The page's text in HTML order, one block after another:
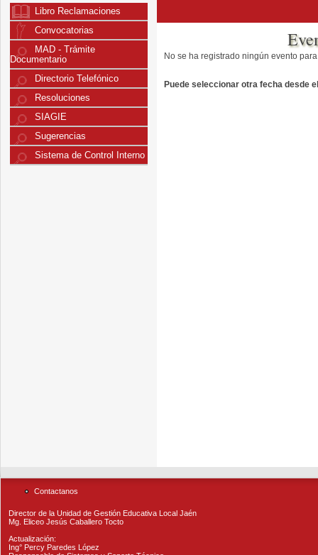
Libro Reclamaciones
Convocatorias
MAD - Trámite
Documentario
Directorio Telefónico
Resoluciones
SIAGIE
Sugerencias
Sistema de Control Interno
No se ha registrado ningún evento
Puede seleccionar otra fecha desde
Contactanos
Director de la Unidad de Gestión Educativa Local Jaén
Mg. Eliceo Jesús Caballero Tocto
Actualización:
Ing° Percy Paredes López